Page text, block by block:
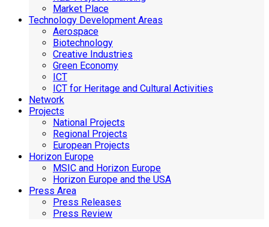
Market Place
Technology Development Areas
Aerospace
Biotechnology
Creative Industries
Green Economy
ICT
ICT for Heritage and Cultural Activities
Network
Projects
National Projects
Regional Projects
European Projects
Horizon Europe
MSIC and Horizon Europe
Horizon Europe and the USA
Press Area
Press Releases
Press Review